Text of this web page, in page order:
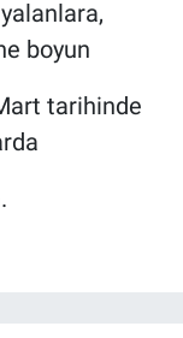
boyun
tarihinde